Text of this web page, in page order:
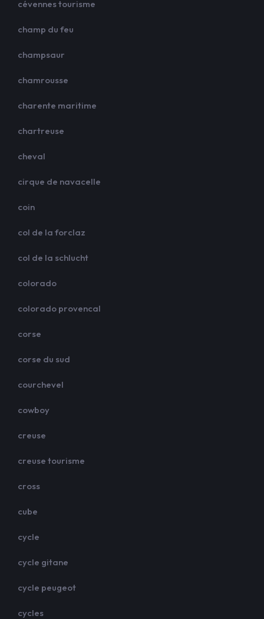
cévennes tourisme
champ du feu
champsaur
chamrousse
charente maritime
chartreuse
cheval
cirque de navacelle
coin
col de la forclaz
col de la schlucht
colorado
colorado provencal
corse
corse du sud
courchevel
cowboy
creuse
creuse tourisme
cross
cube
cycle
cycle gitane
cycle peugeot
cycles